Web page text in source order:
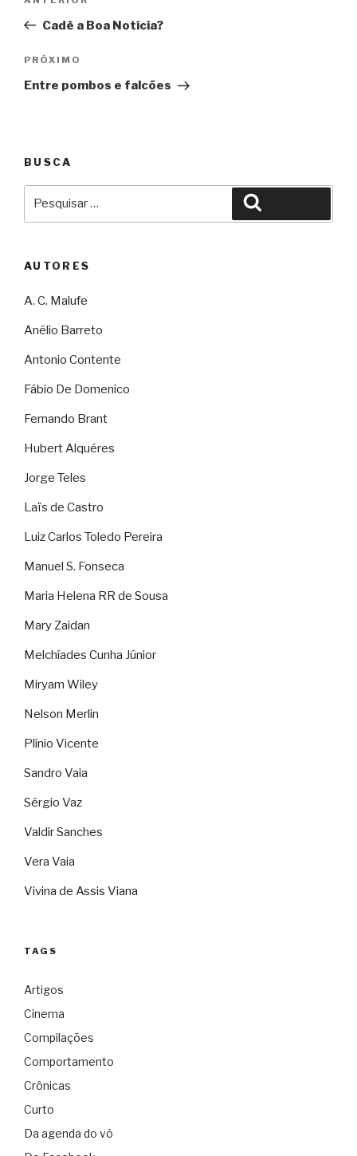
Post
Cadê a Boa Notícia?
Próximo
PRÓXIMO
Entre pombos e falcões
BUSCA
AUTORES
A. C. Malufe
Anélio Barreto
Antonio Contente
Fábio De Domenico
Fernando Brant
Hubert Alquéres
Jorge Teles
Laïs de Castro
Luiz Carlos Toledo Pereira
Manuel S. Fonseca
Maria Helena RR de Sousa
Mary Zaidan
Melchíades Cunha Júnior
Miryam Wiley
Nelson Merlin
Plínio Vicente
Sandro Vaia
Sérgio Vaz
Valdir Sanches
Vera Vaia
Vivina de Assis Viana
TAGS
Artigos
Cinema
Compilações
Comportamento
Crônicas
Curto
Da agenda do vô